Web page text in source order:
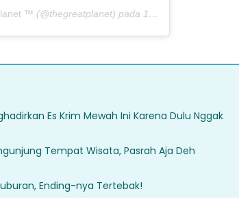
™ (@thegreatplanet) pada 13 Apr 2019 jam 6:48 PDT
Es Krim Mewah Ini Karena Dulu Nggak
Tempat Wisata, Pasrah Aja Deh
Ending-nya Tertebak!